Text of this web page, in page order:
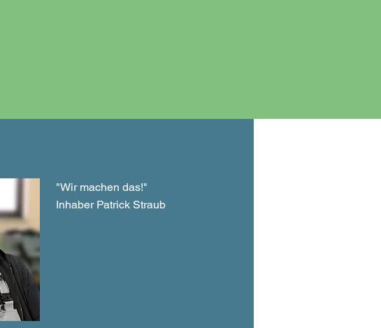
"Wir machen das!"
Inhaber Patrick Straub